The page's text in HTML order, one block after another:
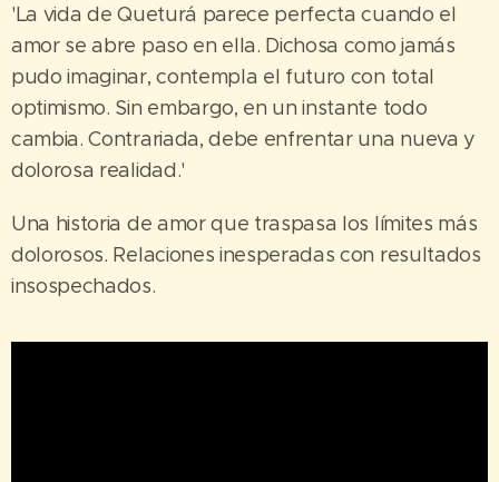
'La vida de Queturá parece perfecta cuando el
amor se abre paso en ella. Dichosa como jamás
pudo imaginar, contempla el futuro con total
optimismo. Sin embargo, en un instante todo
cambia. Contrariada, debe enfrentar una nueva y
dolorosa realidad.'
Una historia de amor que traspasa los límites más
dolorosos. Relaciones inesperadas con resultados
insospechados.